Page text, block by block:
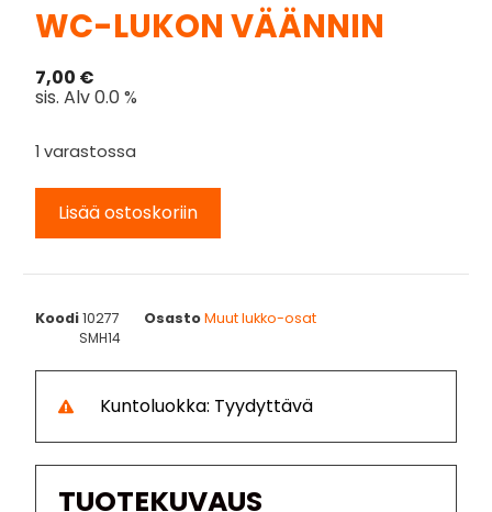
WC-LUKON VÄÄNNIN
7,00 €
sis. Alv 0.0 %
1 varastossa
Lisää ostoskoriin
Koodi10277 OsastoMuut lukko-osat
SMH14
Kuntoluokka: Tyydyttävä
TUOTEKUVAUS